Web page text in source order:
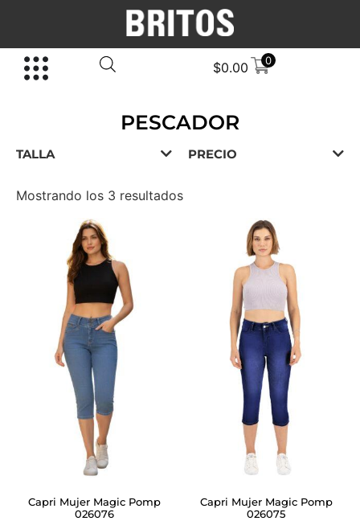
$0.00 0
PESCADOR
TALLA PRECIO
Mostrando los 3 resultados
Capri Mujer Magic Pomp
026076
Capri Mujer Magic Pomp
026075